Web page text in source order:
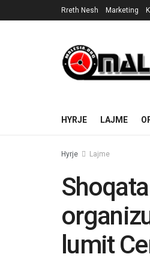
Rreth Nesh Marketing
HYRJE LAJME
Hyrje Lajme
lumit